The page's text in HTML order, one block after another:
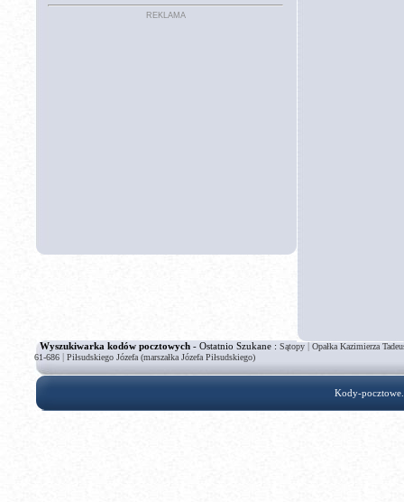
REKLAMA
Wyszukiwarka kodów pocztowych - Ostatnio Szukane : Sątopy|Opałka Kazimierza
61-686 | Piłsudskiego Józefa (marszałka Józefa Piłsudskiego)
Kody-